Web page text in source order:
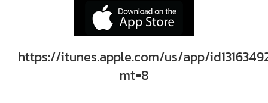
https://itunes.apple.com/us/app/
mt=8